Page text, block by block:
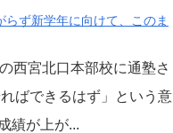
ず新学年に向けて、このま
西宮北口本部校に通塾さ
ばできるはず」という意
績が上が...